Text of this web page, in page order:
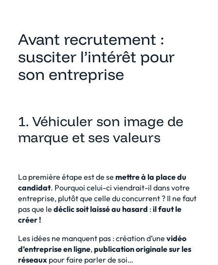
Avant recrutement :
susciter l’intérêt pour
son entreprise
1. Véhiculer son image de
marque et ses valeurs
La première étape est de se mettre à la place du
candidat. Pourquoi celui-ci viendrait-il dans votre
entreprise, plutôt que celle du concurrent ? Il ne faut
pas que le déclic soit laissé au hasard :il faut le
créer !
Les idées ne manquent pas : création d’une vidéo
d’entreprise en ligne,publication originale sur les
réseaux pour faire parler de soi…